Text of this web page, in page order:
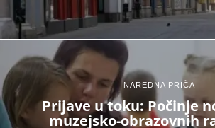
NAREDNA PRIČA
Prijave u toku: Počinje
muzejsko-obrazovnih